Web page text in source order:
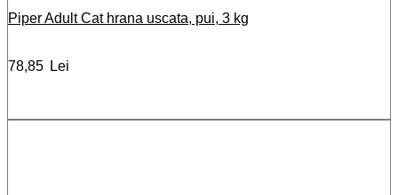
Piper Adult Cat hrana uscata, pui, 3 kg
78,85 Lei